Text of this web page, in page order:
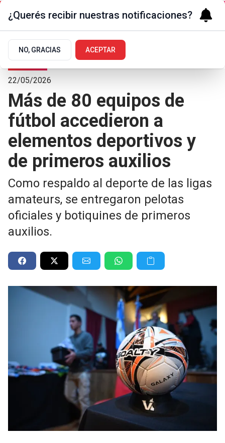
Deportes
22/05/2026
Más de 80 equipos de
fútbol accedieron a
elementos deportivos y
de primeros auxilios
Como respaldo al deporte de las ligas
amateurs, se entregaron pelotas
oficiales y botiquines de primeros
auxilios.
¿Querés recibir nuestras notificaciones?
NO, GRACIAS ACEPTAR